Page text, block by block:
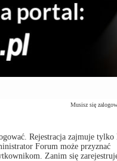
Musisz się
Rejestracja zajmuje
Forum może przyznać
Zanim się